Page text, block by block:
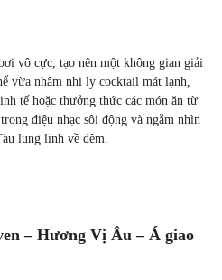
vô cực, tạo nên một không gian giải
vừa nhâm nhi ly cocktail mát lạnh,
tế hoặc thưởng thức các món ăn từ
điệu nhạc sôi động và ngắm nhìn
lung linh về đêm.
– Hương Vị Âu – Á giao